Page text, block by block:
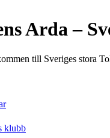
Arda –
till Sveriges stora
klubb